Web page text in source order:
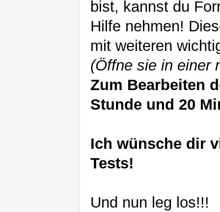
bist, kannst du
Hilfe nehmen!
mit weiteren
(Öffne sie in einer
Zum Bearbeiten
Stunde und 20
Ich wünsche dir
Tests!
Und nun leg los!!!